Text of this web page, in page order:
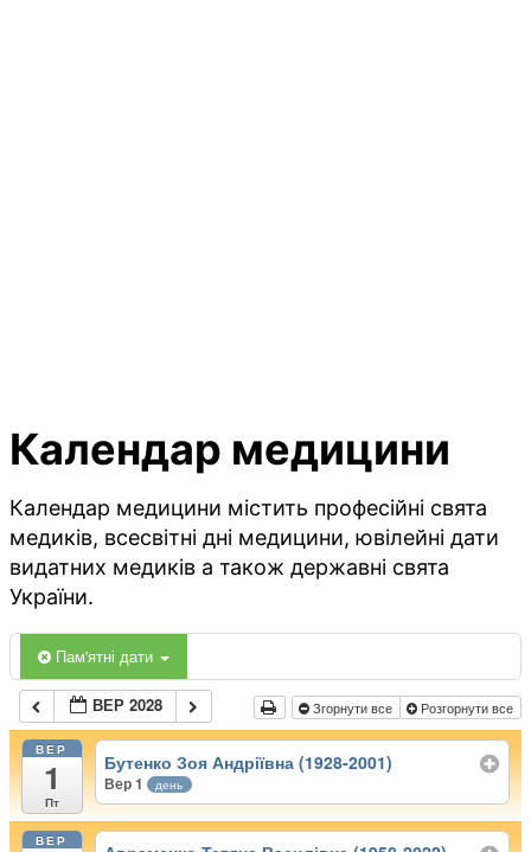
Календар медицини
Календар медицини містить професійні свята
медиків, всесвітні дні медицини, ювілейні дати
видатних медиків а також державні свята
України.
Пам'ятні дати
ВЕР 2028 Згорнути все Розгорнути все
ВЕР
1
Пт
Бутенко Зоя Андріївна (1928-2001)
Вер 1 день
ВЕР